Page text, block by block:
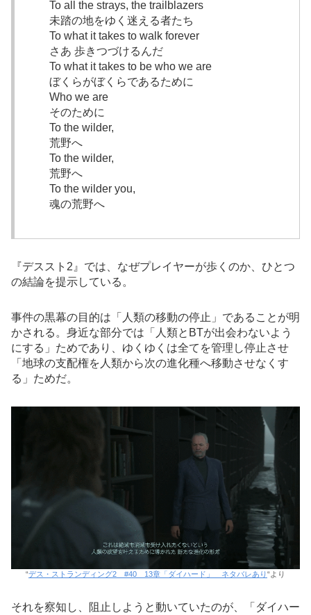
To all the strays, the trailblazers
未踏の地をゆく迷える者たち
To what it takes to walk forever
さあ 歩きつづけるんだ
To what it takes to be who we are
ぼくらがぼくらであるために
Who we are
そのために
To the wilder,
荒野へ
To the wilder,
荒野へ
To the wilder you,
魂の荒野へ
『デススト2』では、なぜプレイヤーが歩くのか、ひとつ
の結論を提示している。
事件の黒幕の目的は「人類の移動の停止」であることが明
かされる。身近な部分では「人類とBTが出会わないよう
にする」ためであり、ゆくゆくは全てを管理し停止させ
「地球の支配権を人類から次の進化種へ移動させなくす
る」ためだ。
“デス・ストランディング2 #40 13章「ダイハード」 ネタバレあり“より
それを察知し、阻止しようと動いていたのが、「ダイハー